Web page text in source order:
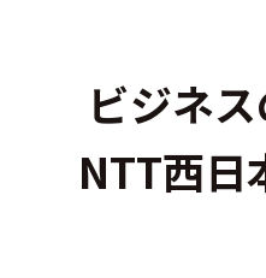
ビジネ
NTT西日